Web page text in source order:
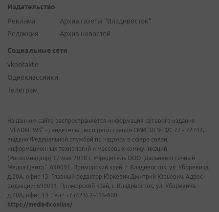
Издательство
Реклама
Редакция
Архив газеты "Владивосток"
Архив новостей
Социальные сети
vkontakte
Одноклассники
Телеграм
На данном сайте распространяется информация сетевого издания
"VLADNEWS" - свидетельство о регистрации СМИ ЭЛ № ФС 77 - 72742,
выдано Федеральной службой по надзору в сфере связи,
информационных технологий и массовых коммуникаций
(Роскомнадзор) 17 мая 2018 г. Учредитель ООО "Дальневосточный
Медиа Центр". 690091, Приморский край, г. Владивосток, ул. Уборевича,
д.20А, офис 13. Главный редактор Юркевич Дмитрий Юрьевич. Адрес
редакции: 690091, Приморский край, г. Владивосток, ул. Уборевича,
д.20А, офис 13. Тел.: +7 (423) 2-415-600.
https://mediadv.online/